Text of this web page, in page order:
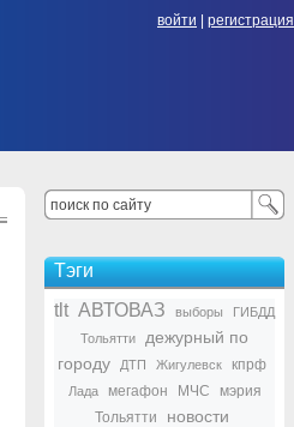
войти регистрация
Тэги
tlt АВТОВАЗ выборы
ГИБДД
Тольятти
дежурный по
городу
ДТП Жигулевск кпрф
Лада мегафон МЧС
мэрия
Тольятти
новости